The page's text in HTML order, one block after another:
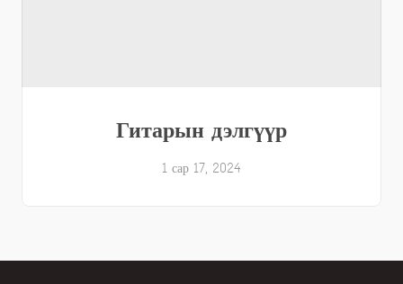
Гитарын дэлгүүр
1 сар 17, 2024